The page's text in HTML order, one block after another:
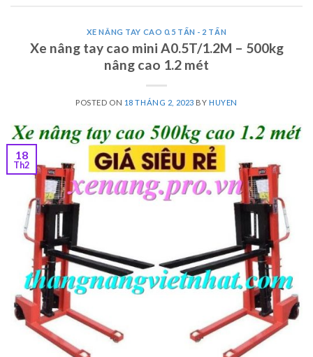
XE NÂNG TAY CAO 0.5 TẤN - 2 TẤN
Xe nâng tay cao mini A0.5T/1.2M – 500kg
nâng cao 1.2 mét
POSTED ON 18 THÁNG 2, 2023 BY HUYEN
18
Th2